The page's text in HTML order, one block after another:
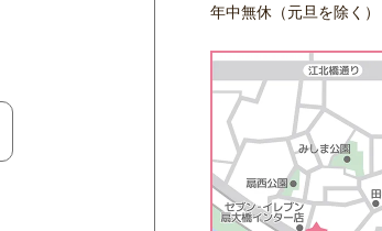
年中無休（元旦を除く）